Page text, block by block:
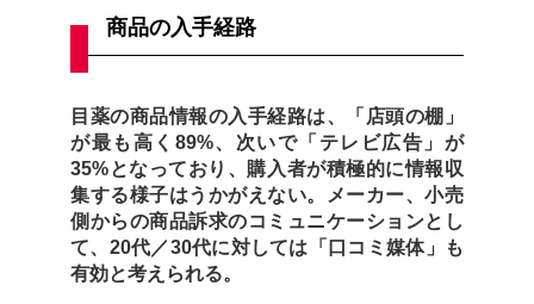
商品の入手経路
目薬の商品情報の入手経路は、「店頭の棚」
が最も高く89%、次いで「テレビ広告」が
35%となっており、購入者が積極的に情報収
集する様子はうかがえない。メーカー、小売
側からの商品訴求のコミュニケーションとし
て、20代／30代に対しては「口コミ媒体」も
有効と考えられる。